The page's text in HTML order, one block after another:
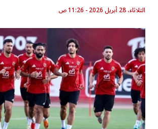
الثلاثاء، 28 أبريل 2026 - 11:26 ص